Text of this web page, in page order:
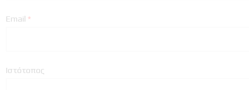
Email *
Ιστότοπος